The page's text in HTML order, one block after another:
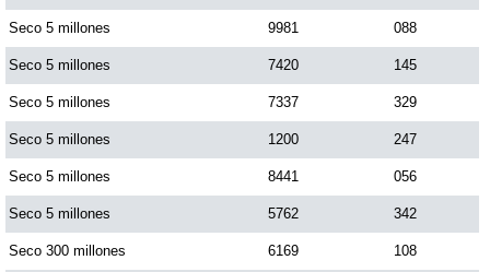
Seco 5 millones 9981 088
Seco 5 millones 7420 145
Seco 5 millones 7337 329
Seco 5 millones 1200 247
Seco 5 millones 8441 056
Seco 5 millones 5762 342
Seco 300 millones 6169 108